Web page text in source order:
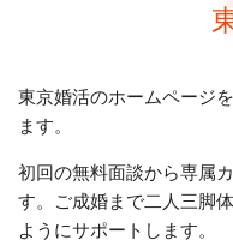
東京婚活のホームページ
ます。
初回の無料面談から専属
す。ご成婚まで二人三脚
ようにサポートします。